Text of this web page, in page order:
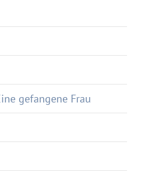
gefangene Frau